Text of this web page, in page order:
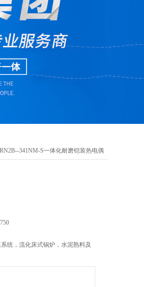
341NM-S一体化耐磨铠装热电偶
统，流化床式锅炉，水泥熟料及